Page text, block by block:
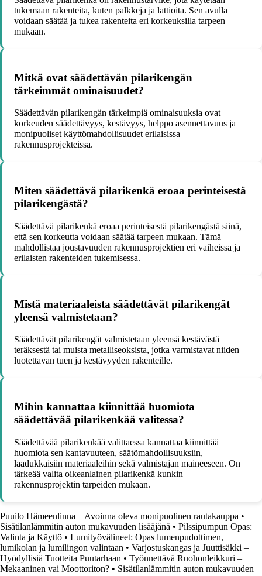
tukemaan rakenteita, kuten palkkeja ja lattioita. Sen avulla
voidaan säätää ja tukea rakenteita eri korkeuksilla tarpeen
mukaan.
Mitkä ovat säädettävän pilarikengän
tärkeimmät ominaisuudet?
Säädettävän pilarikengän tärkeimpiä ominaisuuksia ovat
korkeuden säädettävyys, kestävyys, helppo asennettavuus ja
monipuoliset käyttömahdollisuudet erilaisissa
rakennusprojekteissa.
Miten säädettävä pilarikenkä eroaa perinteisestä
pilarikengästä?
Säädettävä pilarikenkä eroaa perinteisestä pilarikengästä siinä,
että sen korkeutta voidaan säätää tarpeen mukaan. Tämä
mahdollistaa joustavuuden rakennusprojektien eri vaiheissa ja
erilaisten rakenteiden tukemisessa.
Mistä materiaaleista säädettävät pilarikengät
yleensä valmistetaan?
Säädettävät pilarikengät valmistetaan yleensä kestävästä
teräksestä tai muista metalliseoksista, jotka varmistavat niiden
luotettavan tuen ja kestävyyden rakenteille.
Mihin kannattaa kiinnittää huomiota
säädettävää pilarikenkää valitessa?
Säädettävää pilarikenkää valittaessa kannattaa kiinnittää
huomiota sen kantavuuteen, säätömahdollisuuksiin,
laadukkaisiin materiaaleihin sekä valmistajan maineeseen. On
tärkeää valita oikeanlainen pilarikenkä kunkin
rakennusprojektin tarpeiden mukaan.
Puuilo Hämeenlinna – Avoinna oleva monipuolinen rautakauppa •
Sisätilanlämmitin auton mukavuuden lisääjänä • Pilssipumpun Opas:
Valinta ja Käyttö • Lumityövälineet: Opas lumenpudottimen,
lumikolan ja lumilingon valintaan • Varjostuskangas ja Juuttisäkki –
Hyödyllisiä Tuotteita Puutarhaan • Työnnettävä Ruohonleikkuri –
Mekaaninen vai Moottoriton? • Sisätilanlämmitin auton mukavuuden